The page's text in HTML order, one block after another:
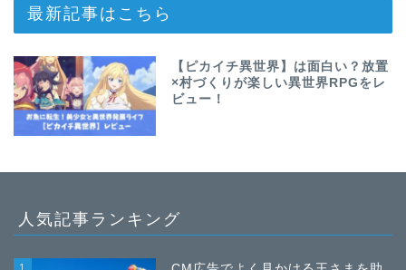
最新記事はこちら
【ピカイチ異世界】は面白い？放置
×村づくりが楽しい異世界RPGをレ
ビュー！
人気記事ランキング
1